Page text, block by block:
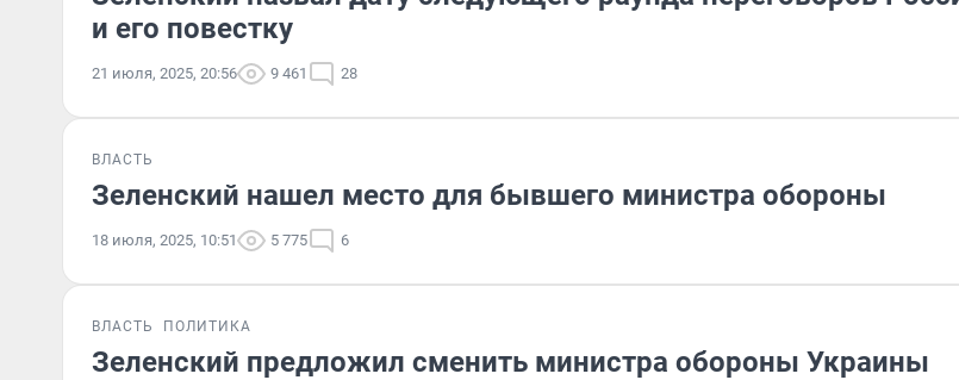
и его повестку
21 июля, 2025, 20:56 9 461 28
ВЛАСТЬ
Зеленский нашел место для бывшего министра обороны
18 июля, 2025, 10:51 5 775 6
ВЛАСТЬ ПОЛИТИКА
Зеленский предложил сменить министра обороны Украины